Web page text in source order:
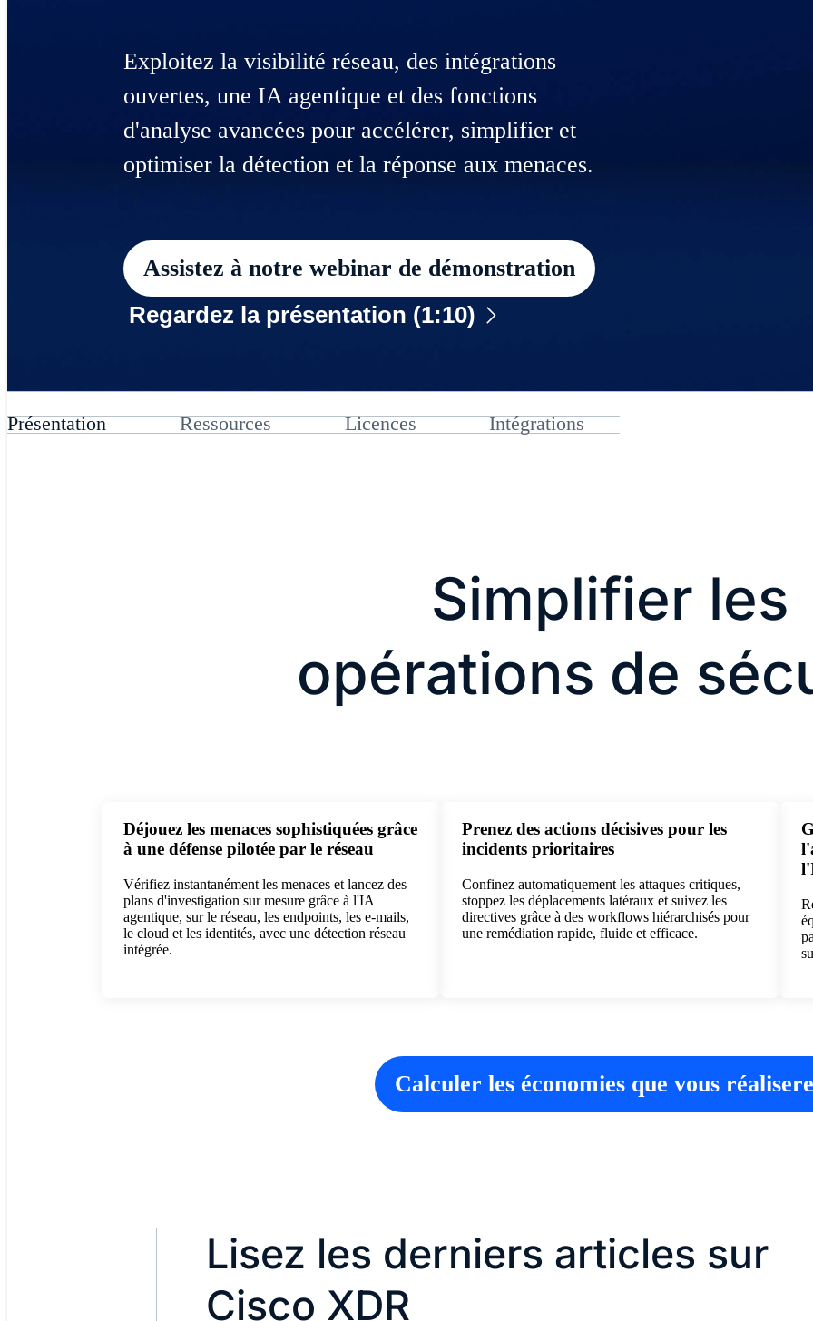
Exploitez la visibilité réseau, des intégrations
ouvertes, une IA agentique et des fonctions
d'analyse avancées pour accélérer, simplifier et
optimiser la détection et la réponse aux menaces.
Assistez à notre webinar de démonstration
Regardez la présentation (1:10)
Présentation Ressources Licences Intégrations
Simplifier les
opérations de
Déjouez les menaces sophistiquées grâce
à une défense pilotée par le réseau
Vérifiez instantanément les menaces et lancez des
plans d'investigation sur mesure grâce à l'IA
agentique, sur le réseau, les endpoints, les e-mails,
le cloud et les identités, avec une détection réseau
intégrée.
Prenez des actions décisives pour les
incidents prioritaires
Confinez automatiquement les attaques critiques,
stoppez les déplacements latéraux et suivez les
directives grâce à des workflows hiérarchisés pour
une remédiation rapide, fluide et efficace.
Calculer les économies que vous
Lisez les derniers articles sur
Cisco XDR